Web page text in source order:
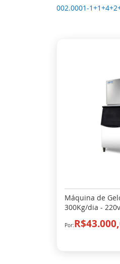
002.0001-
Máquina de
300Kg/dia - 220v